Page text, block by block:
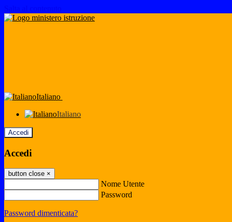
Italiano
Italiano
Accedi
Accedi
button close ×
Nome Utente
Password
Password dimenticata?